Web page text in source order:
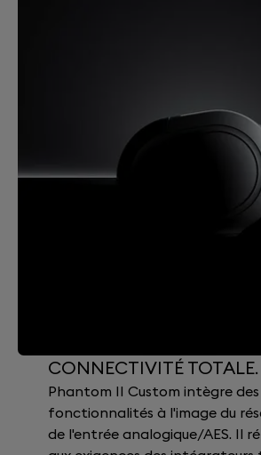
CONNECTIVITÉ TOTALE.
Phantom II Custom intègre des
fonctionnalités à l'image du
de l'entrée analogique/AES. Il